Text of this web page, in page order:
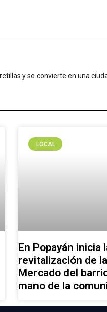
y se convierte en una
LOCAL
En Popayán inicia
revitalización de
Mercado del
mano de la